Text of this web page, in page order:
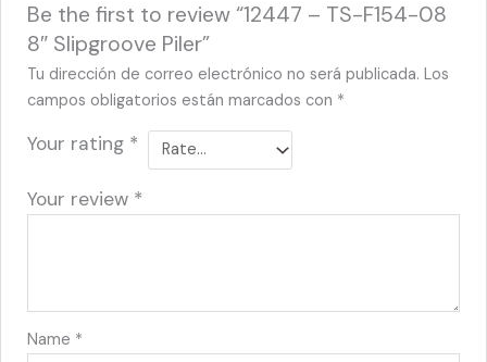
Be the first to review “12447 – TS-F154-08
8″ Slipgroove Piler”
Tu dirección de correo electrónico no será publicada. Los
campos obligatorios están marcados con *
Your rating *
Your review *
Name *